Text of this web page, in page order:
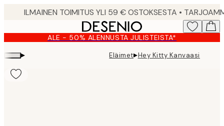
content.
ALE - 50% ALENNUSTA JULISTEISTA*
▸ Eläimet▸Hey Kitty Kanvaasi